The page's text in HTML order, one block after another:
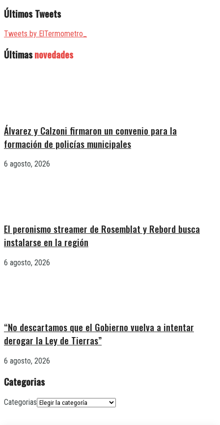
Últimos Tweets
Tweets by ElTermometro_
Últimasnovedades
Álvarez y Calzoni firmaron un convenio para la
formación de policías municipales
6 agosto, 2026
El peronismo streamer de Rosemblat y Rebord busca
instalarse en la región
6 agosto, 2026
“No descartamos que el Gobierno vuelva a intentar
derogar la Ley de Tierras”
6 agosto, 2026
Categorias
Categorias